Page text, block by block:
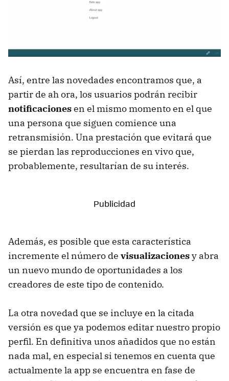
Así, entre las novedades encontramos que, a
partir de ah ora, los usuarios podrán recibir
notificacionesen el mismo momento en el que
una persona que siguen comience una
retransmisión. Una prestación que evitará que
se pierdan las reproducciones en vivo que,
probablemente, resultarían de su interés.
Además, es posible que esta característica
incremente el número de visualizacionesy abra
un nuevo mundo de oportunidades a los
creadores de este tipo de contenido.
La otra novedad que se incluye en la citada
versión es que ya podemos editar nuestro propio
perfil. En definitiva unos añadidos que no están
nada mal, en especial si tenemos en cuenta que
actualmente la app se encuentra en fase de